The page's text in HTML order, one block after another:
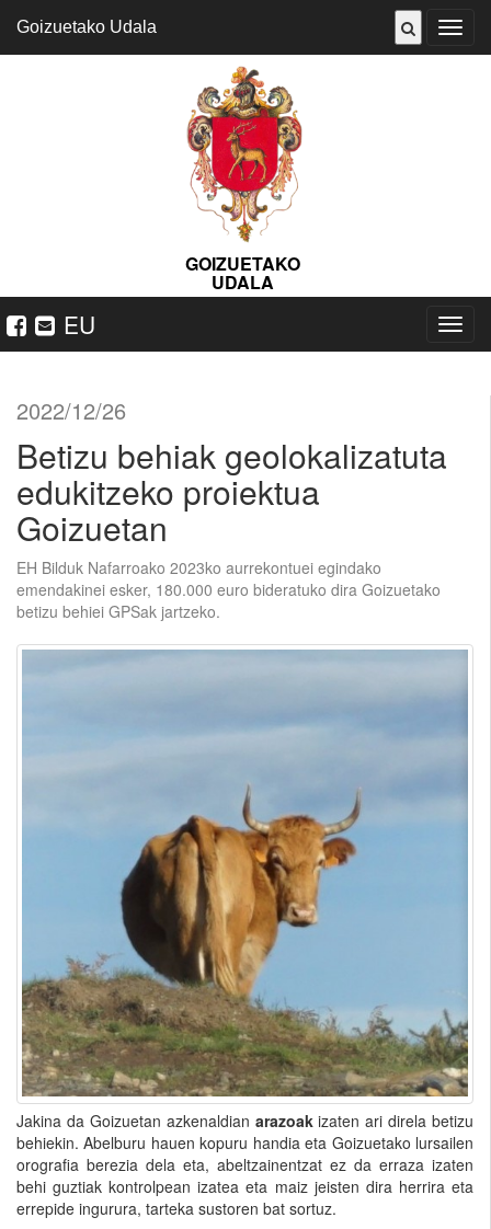
ireki
Goizuetako Udala
GOIZUETAKO
UDALA
EU
ireki
2022/12/26
Betizu behiak geolokalizatuta
edukitzeko proiektua
Goizuetan
EH Bilduk Nafarroako 2023ko aurrekontuei egindako
emendakinei esker, 180.000 euro bideratuko dira Goizuetako
betizu behiei GPSak jartzeko.
Jakina da Goizuetan azkenaldian arazoakizaten ari direla betizu
behiekin. Abelburu hauen kopuru handia eta Goizuetako lursailen
orografia berezia dela eta, abeltzainentzat ez da erraza izaten
behi guztiak kontrolpean izatea eta maiz jeisten dira herrira eta
errepide ingurura, tarteka sustoren bat sortuz.